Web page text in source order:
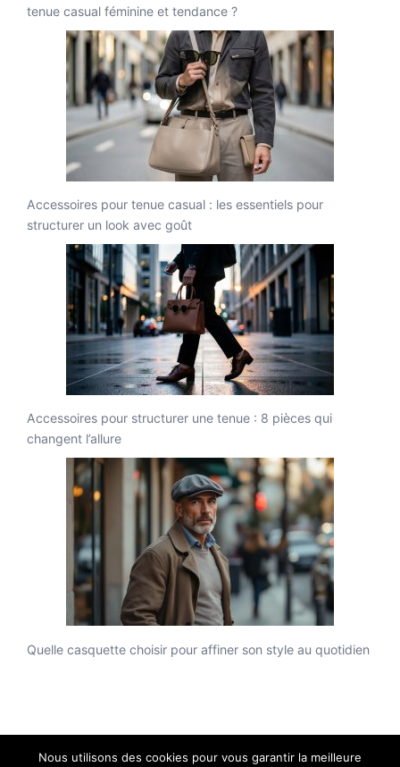
tenue casual féminine et tendance ?
Accessoires pour tenue casual : les essentiels pour
structurer un look avec goût
Accessoires pour structurer une tenue : 8 pièces qui
changent l’allure
Quelle casquette choisir pour affiner son style au quotidien
Nous utilisons des cookies pour vous garantir la meilleure